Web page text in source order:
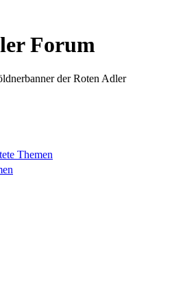
Forum
der Roten Adler
Themen